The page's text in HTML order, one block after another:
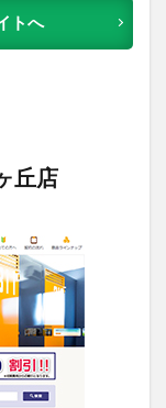
トへ
丘店